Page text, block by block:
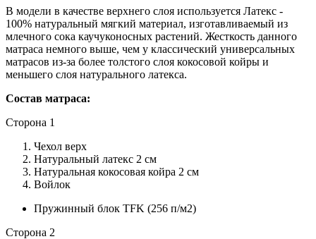
В модели в качестве верхнего слоя используется Латекс -
100% натуральный мягкий материал, изготавливаемый из
млечного сока каучуконосных растений. Жесткость данного
матраса немного выше, чем у классический универсальных
матрасов из-за более толстого слоя кокосовой койры и
меньшего слоя натурального латекса.
Состав матраса:
Сторона 1
Чехол верх
Натуральный латекс 2 см
Натуральная кокосовая койра 2 см
Войлок
Пружинный блок TFK (256 п/м2)
Сторона 2